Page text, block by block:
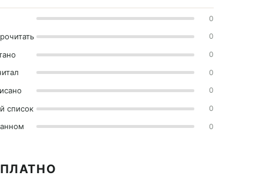
0
0
0
0
0
список 0
0